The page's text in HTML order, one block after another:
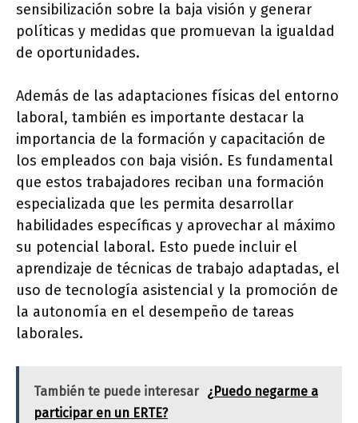
sensibilización sobre la baja visión y generar
políticas y medidas que promuevan la igualdad
de oportunidades.
Además de las adaptaciones físicas del entorno
laboral, también es importante destacar la
importancia de la formación y capacitación de
los empleados con baja visión. Es fundamental
que estos trabajadores reciban una formación
especializada que les permita desarrollar
habilidades específicas y aprovechar al máximo
su potencial laboral. Esto puede incluir el
aprendizaje de técnicas de trabajo adaptadas, el
uso de tecnología asistencial y la promoción de
la autonomía en el desempeño de tareas
laborales.
También te puede interesar ¿Puedo negarme a
participar en un ERTE?